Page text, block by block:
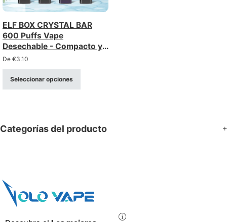
ELF BOX CRYSTAL BAR
600 Puffs Vape
Desechable - Compacto y
Recargable
De €3.10
Seleccionar opciones
Categorías del producto